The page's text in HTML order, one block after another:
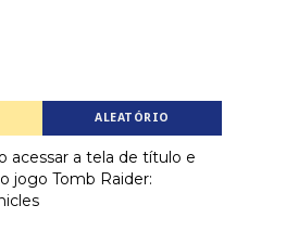
ALEATÓRIO
acessar a tela de título e
jogo Tomb Raider: